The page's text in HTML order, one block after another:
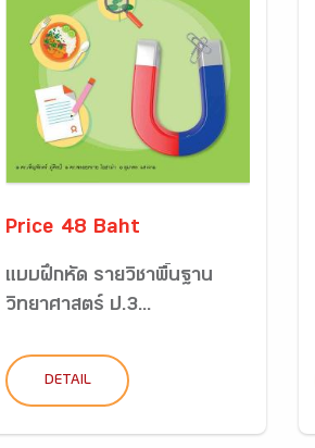
Price 48 Baht
แบบฝึกหัด รายวิชาพื้นฐาน
วิทยาศาสตร์ ป.3...
DETAIL